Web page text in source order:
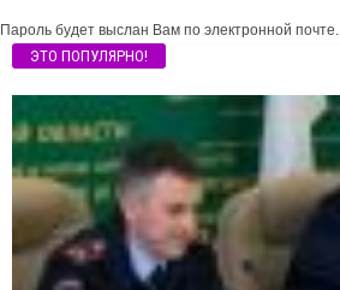
Пароль будет выслан Вам по электронной почте.
ЭТО ПОПУЛЯРНО!